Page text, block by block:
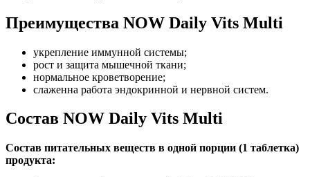
Преимущества NOW Daily Vits Multi
укрепление иммунной системы;
рост и защита мышечной ткани;
нормальное кроветворение;
слаженна работа эндокринной и нервной систем.
Состав NOW Daily Vits Multi
Состав питательных веществ в одной порции (1 таблетка)
продукта: